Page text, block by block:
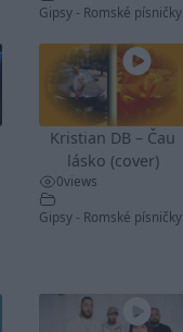
Gipsy - Romské písničky
Kristian DB – Čau
lásko (cover)
0views
Gipsy - Romské písničky